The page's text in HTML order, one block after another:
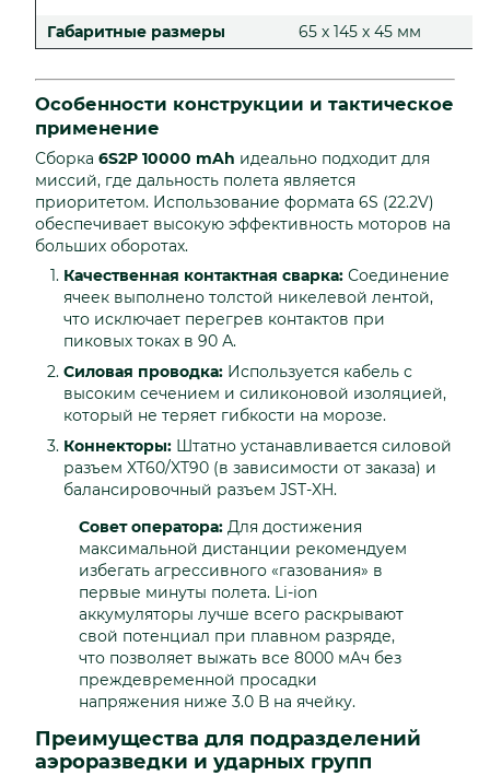
Габаритные размеры 65 х 145 х 45 мм
Особенности конструкции и тактическое
применение
Сборка 6S2P 10000 mAh идеально подходит для
миссий, где дальность полета является
приоритетом. Использование формата 6S (22.2V)
обеспечивает высокую эффективность моторов на
больших оборотах.
Качественная контактная сварка: Соединение
ячеек выполнено толстой никелевой лентой,
что исключает перегрев контактов при
пиковых токах в 90 А.
Силовая проводка: Используется кабель с
высоким сечением и силиконовой изоляцией,
который не теряет гибкости на морозе.
Коннекторы: Штатно устанавливается силовой
разъем XT60/XT90 (в зависимости от заказа) и
балансировочный разъем JST-XH.
Совет оператора: Для достижения
максимальной дистанции рекомендуем
избегать агрессивного «газования» в
первые минуты полета. Li-ion
аккумуляторы лучше всего раскрывают
свой потенциал при плавном разряде,
что позволяет выжать все 8000 мАч без
преждевременной просадки
напряжения ниже 3.0 В на ячейку.
Преимущества для подразделений
аэроразведки и ударных групп